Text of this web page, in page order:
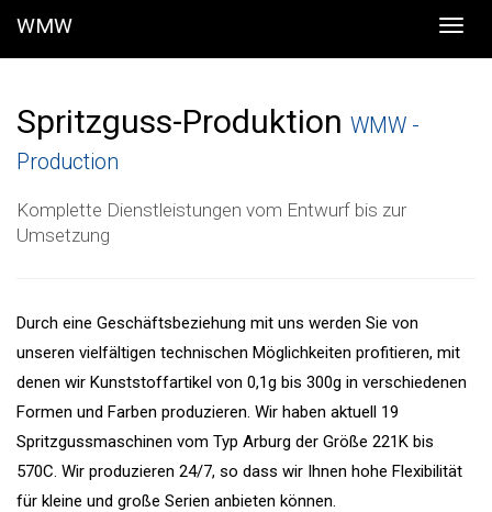
WMW
Spritzguss-Produktion WMW -
Production
Komplette Dienstleistungen vom Entwurf bis zur
Umsetzung
Durch eine Geschäftsbeziehung mit uns werden Sie von
unseren vielfältigen technischen Möglichkeiten profitieren, mit
denen wir Kunststoffartikel von 0,1g bis 300g in verschiedenen
Formen und Farben produzieren. Wir haben aktuell 19
Spritzgussmaschinen vom Typ Arburg der Größe 221K bis
570C. Wir produzieren 24/7, so dass wir Ihnen hohe Flexibilität
für kleine und große Serien anbieten können.